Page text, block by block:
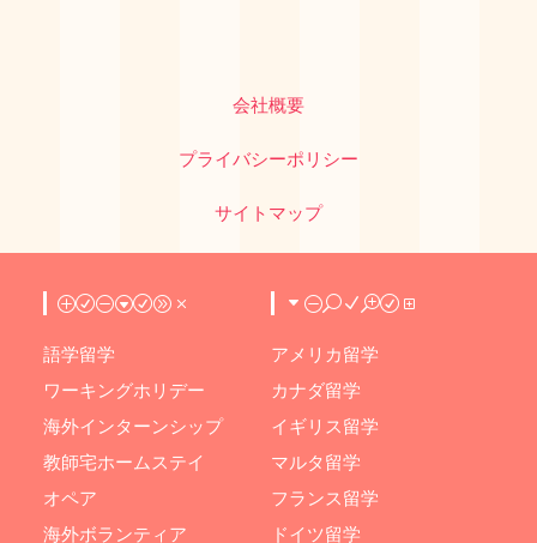
会社概要
プライバシーポリシー
サイトマップ
PROGRAM
語学留学
ワーキングホリデー
海外インターンシップ
教師宅ホームステイ
オペア
海外ボランティア
COUNTRY
アメリカ留学
カナダ留学
イギリス留学
マルタ留学
フランス留学
ドイツ留学